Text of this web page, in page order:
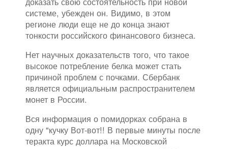
системе, убежден он. Видимо, в этом
регионе люди еще не до конца знают
тонкости российского финансового бизнеса.
Нет научных доказательств того, что такое
высокое потребление белка может стать
причиной проблем с почками. Сбербанк
является официальным распространителем
монет в России.
Вся информация о помидорках собрана в
одну "кучку Вот-вот!! В первые минуты после
теракта курс доллара на Московской